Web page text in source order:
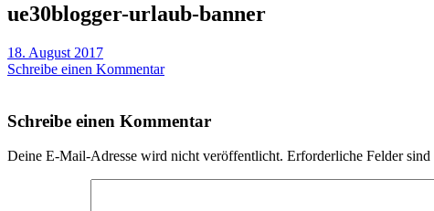
ue30blogger-urlaub-banner
18. August 2017
Schreibe einen Kommentar
Schreibe einen Kommentar
Deine E-Mail-Adresse wird nicht veröffentlicht. Erforderliche Felder sind